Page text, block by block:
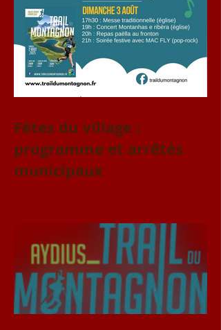
Fêtes du village :
programme et arrêtés
municipaux